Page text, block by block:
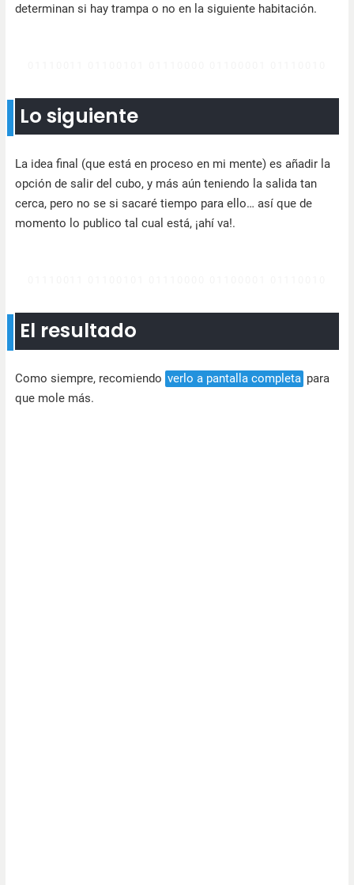
determinan si hay trampa o no en la siguiente habitación.
Lo siguiente
La idea final (que está en proceso en mi mente) es añadir la
opción de salir del cubo, y más aún teniendo la salida tan
cerca, pero no se si sacaré tiempo para ello… así que de
momento lo publico tal cual está, ¡ahí va!.
El resultado
Como siempre, recomiendo verlo a pantalla completa para
que mole más.